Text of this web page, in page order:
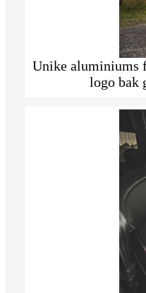
Unike aluminiums
logo bak